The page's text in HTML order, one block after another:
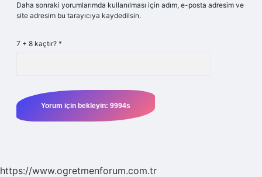
Daha sonraki yorumlarımda kullanılması için adım, e-posta adresim ve
site adresim bu tarayıcıya kaydedilsin.
7 + 8 kaçtır? *
https://www.ogretmenforum.com.tr